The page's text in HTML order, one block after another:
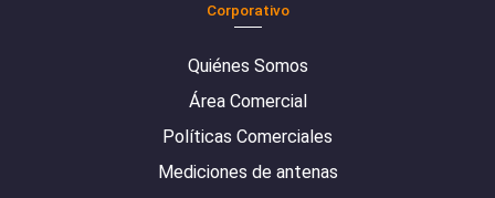
Corporativo
Quiénes Somos
Área Comercial
Políticas Comerciales
Mediciones de antenas